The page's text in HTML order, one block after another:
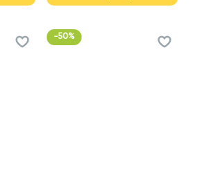
-50%